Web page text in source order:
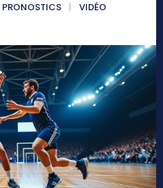
PRONOSTICS VIDÉO